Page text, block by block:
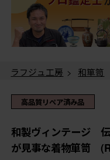
ラフジュ工房 > 和箪笥
042026)
ラフジュ工房 > 和箪笥
ジ 伝統工芸品 軽井沢
笥 (R-042026)
ラフジュ工房 > 民芸家
工芸品 軽井沢彫 竹の
042026)
ラフジュ工房 > 伝統工
高品質リペア済み品
和製ヴィンテージ
が見事な着物箪笥